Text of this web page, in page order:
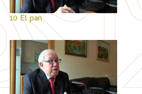
10 El pan